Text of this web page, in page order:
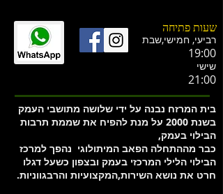
שעות פתיחה
רביעי, חמישי,שבת
19:00
שישי
21:00
בית המרזח נבנה על ידי שלושה מתושבי העמק
בשנת 2000 על מנת להפיח את שממת תרבות
הבילוי בעמק,
כבר מההתחלה הפאב המיתולוגי נהפך למרכז
הבילוי הלילי המרכזי בעמק ובצפון כשעל דגלו
חרט את נושא השירות,המקצועיות והרבגווניות.